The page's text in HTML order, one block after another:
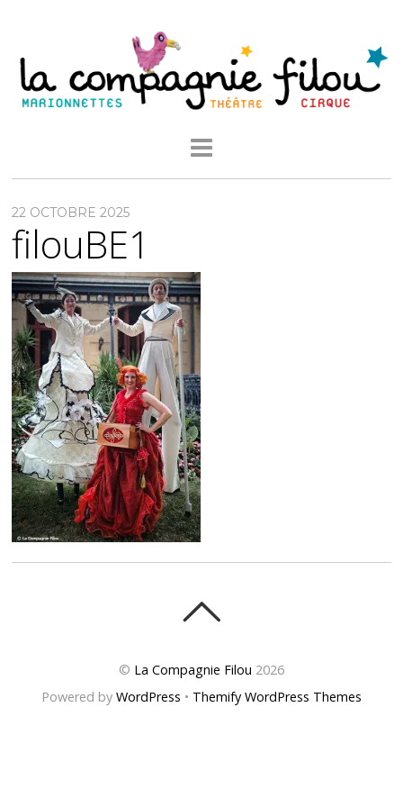
22 OCTOBRE 2025
filouBE1
© La Compagnie Filou 2026
Powered by WordPress • Themify WordPress Themes